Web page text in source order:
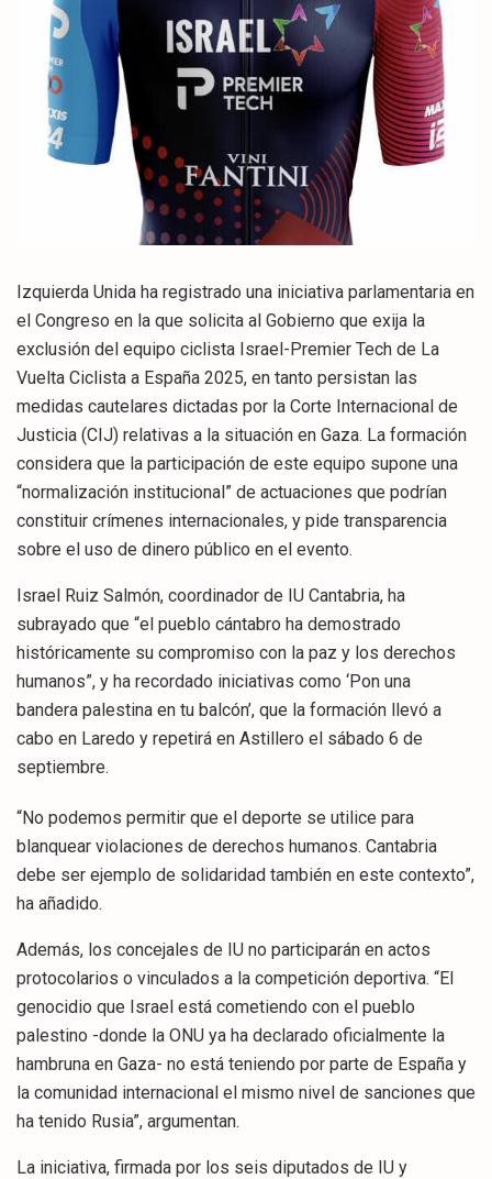
Izquierda Unida ha registrado una iniciativa parlamentaria en
el Congreso en la que solicita al Gobierno que exija la
exclusión del equipo ciclista Israel-Premier Tech de La
Vuelta Ciclista a España 2025, en tanto persistan las
medidas cautelares dictadas por la Corte Internacional de
Justicia (CIJ) relativas a la situación en Gaza. La formación
considera que la participación de este equipo supone una
“normalización institucional” de actuaciones que podrían
constituir crímenes internacionales, y pide transparencia
sobre el uso de dinero público en el evento.
Israel Ruiz Salmón, coordinador de IU Cantabria, ha
subrayado que “el pueblo cántabro ha demostrado
históricamente su compromiso con la paz y los derechos
humanos”, y ha recordado iniciativas como ‘Pon una
bandera palestina en tu balcón’, que la formación llevó a
cabo en Laredo y repetirá en Astillero el sábado 6 de
septiembre.
“No podemos permitir que el deporte se utilice para
blanquear violaciones de derechos humanos. Cantabria
debe ser ejemplo de solidaridad también en este contexto”,
ha añadido.
Además, los concejales de IU no participarán en actos
protocolarios o vinculados a la competición deportiva. “El
genocidio que Israel está cometiendo con el pueblo
palestino -donde la ONU ya ha declarado oficialmente la
hambruna en Gaza- no está teniendo por parte de España y
la comunidad internacional el mismo nivel de sanciones que
ha tenido Rusia”, argumentan.
La iniciativa, firmada por los seis diputados de IU y